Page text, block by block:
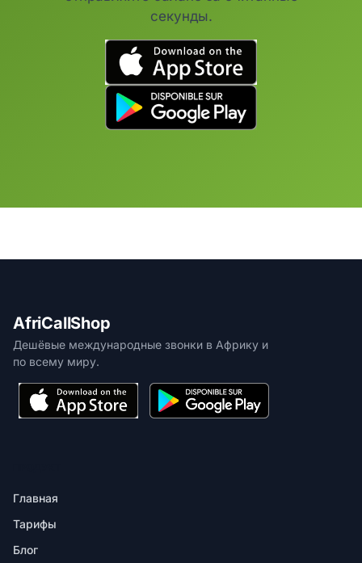
секунды.
AfriCallShop
Дешёвые международные звонки в Африку и
по всему миру.
Главная
Тарифы
Блог